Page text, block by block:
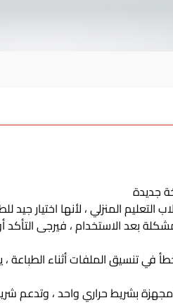
وإذا كانت هناك أي مشكلة بعد الاستخدام ،
بشريط حراري واحد ، وتدعم